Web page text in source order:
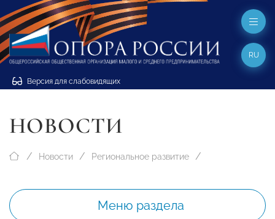
Версия для слабовидящих
RU
НОВОСТИ
Новости Региональное развитие
Меню раздела